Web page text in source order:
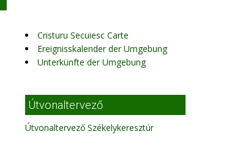
Cristuru Secuiesc Carte
Ereignisskalender der Umgebung
Unterkünfte der Umgebung
Útvonaltervező
Útvonaltervező Székelykeresztúr